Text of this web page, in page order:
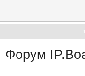
Форум